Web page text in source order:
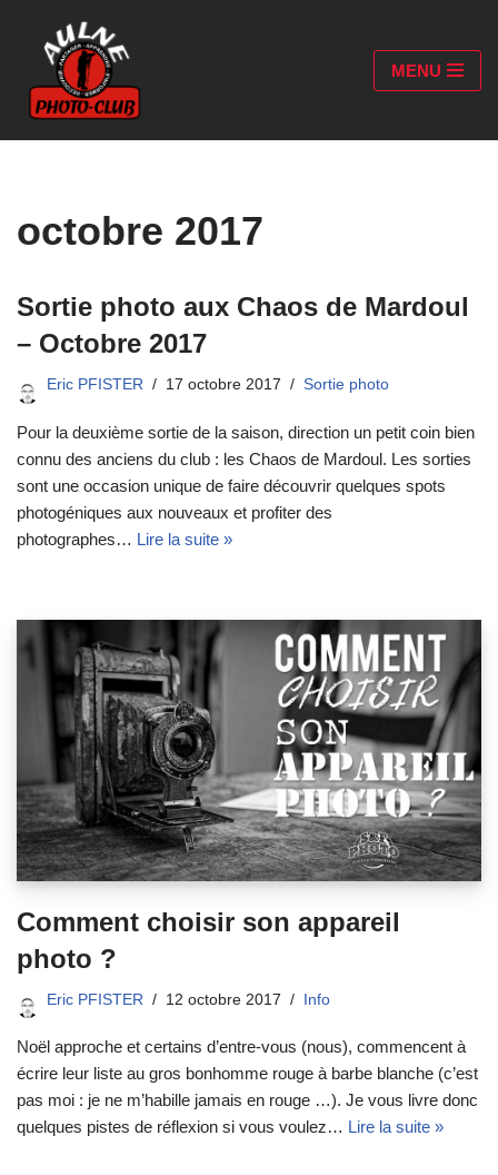
Aller
au
contenu
MENU
octobre 2017
Sortie photo aux Chaos de Mardoul
– Octobre 2017
Eric PFISTER 17 octobre 2017 Sortie photo
Pour la deuxième sortie de la saison, direction un petit coin bien
connu des anciens du club : les Chaos de Mardoul. Les sorties
sont une occasion unique de faire découvrir quelques spots
photogéniques aux nouveaux et profiter des
photographes… Lire la suite »
Comment choisir son appareil
photo ?
Eric PFISTER 12 octobre 2017 Info
Noël approche et certains d’entre-vous (nous), commencent à
écrire leur liste au gros bonhomme rouge à barbe blanche (c’est
pas moi : je ne m’habille jamais en rouge …). Je vous livre donc
quelques pistes de réflexion si vous voulez… Lire la suite »